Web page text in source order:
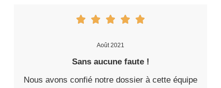
Août 2021
Sans aucune faute !
Nous avons confié notre dossier à cette équipe